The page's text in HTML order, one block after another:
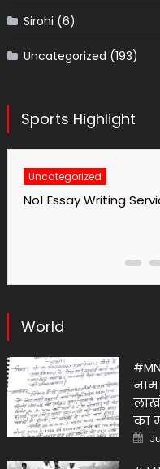
Sirohi (6)
Uncategorized (193)
Sports Highlight
Uncategorized
No1 Essay Writing
World
नाम
का
on